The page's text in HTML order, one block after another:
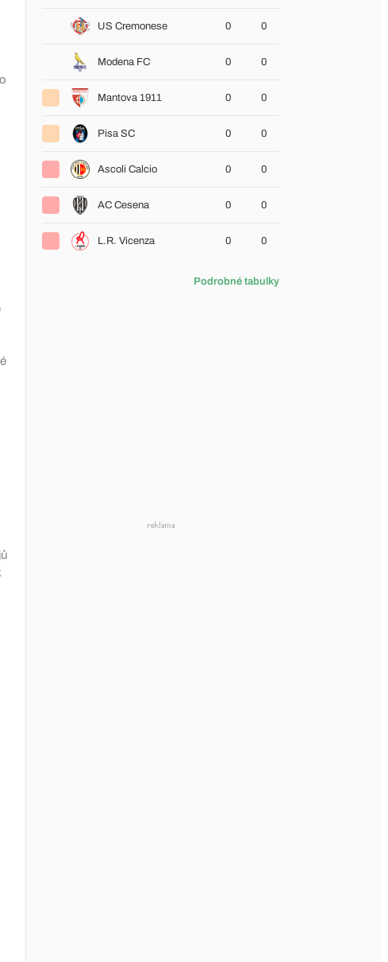
US Cremonese 0 0
Modena FC 0 0
Mantova 1911 0 0
Pisa SC 0 0
Ascoli Calcio 0 0
AC Cesena 0 0
L.R. Vicenza 0 0
Podrobné tabulky